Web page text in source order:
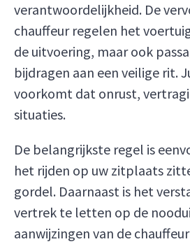
verantwoordelijkheid. De
chauffeur regelen het
de uitvoering, maar ook
bijdragen aan een veilige rit.
voorkomt dat onrust,
situaties.
De belangrijkste regel is
het rijden op uw zitplaats
gordel. Daarnaast is het
vertrek te letten op de
aanwijzingen van de